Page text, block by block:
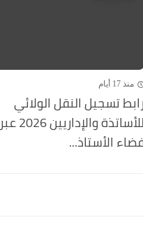
منذ 17 أيام
رابط تسجيل النقل الولائي
للأساتذة والإداريين 2026 عبر
الأستاذ...